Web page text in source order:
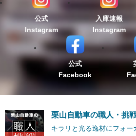
公式
Instagram
入庫速報
Instagram
公式
Facebook
栗山自動車の職人・挑
キラリと光る逸材にフォ